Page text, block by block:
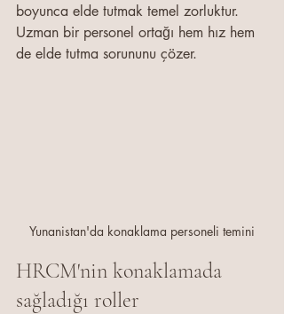
boyunca elde tutmak temel zorluktur.
Uzman bir personel ortağı hem hız hem
de elde tutma sorununu çözer.
Yunanistan'da konaklama personeli temini
HRCM'nin konaklamada
sağladığı roller